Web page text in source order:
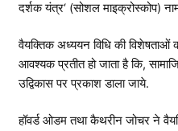
दर्शक यंत्र‘ (सोशल माइक्रोस्कोप)
वैयक्तिक अध्ययन विधि की विशेषताओं
आवश्यक प्रतीत हो जाता है कि,
उद्विकास पर प्रकाश डाला जाये.
हॉवर्ड ओडम तथा कैथरीन जोचर ने